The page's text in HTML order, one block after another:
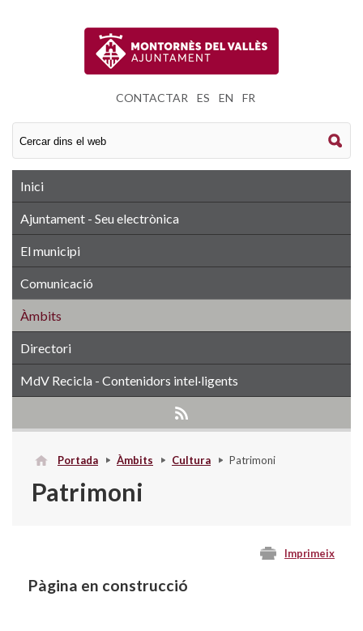
CONTACTAR ES EN FR
Inici
Ajuntament - Seu electrònica
El municipi
Comunicació
Àmbits
Directori
MdV Recicla - Contenidors intel·ligents
Portada Àmbits Cultura Patrimoni
Patrimoni
Imprimeix
Pàgina en construcció